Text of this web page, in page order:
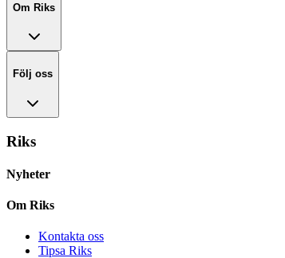
Om Riks
Följ oss
Riks
Nyheter
Om Riks
Kontakta oss
Tipsa Riks